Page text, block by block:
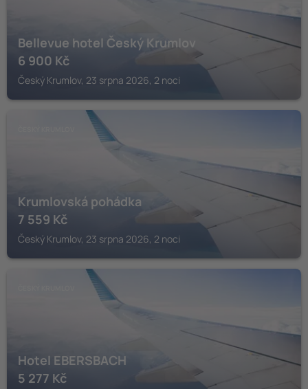
Bellevue hotel Český Krumlov
6 900 Kč
Český Krumlov, 23 srpna 2026, 2 noci
Krumlovská pohádka
7 559 Kč
Český Krumlov, 23 srpna 2026, 2 noci
Hotel EBERSBACH
5 277 Kč